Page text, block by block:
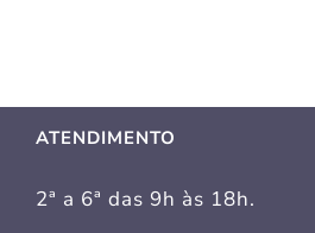
ATENDIMENTO
2ª a 6ª das 9h às 18h.